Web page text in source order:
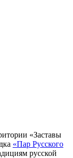
«Заставы
«Пар Русского
русской